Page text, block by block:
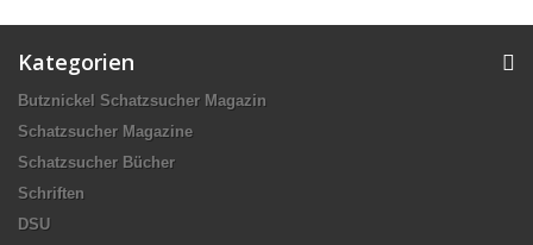
Kategorien
Butznickel Schatzsucher Magazin
Schatzsucher Magazine
Schatzsucher Bücher
Schriften
DSU